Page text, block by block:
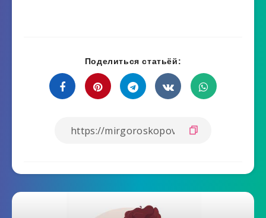
Поделиться статьёй: